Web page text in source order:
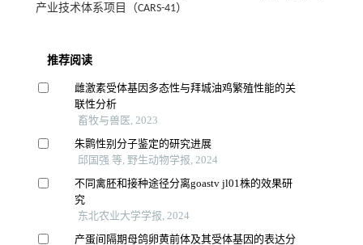
产业技术体系项目（CARS-41）